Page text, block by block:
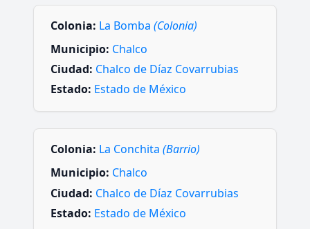
Colonia: La Bomba (Colonia)
Municipio: Chalco
Ciudad: Chalco de Díaz Covarrubias
Estado: Estado de México
Colonia: La Conchita (Barrio)
Municipio: Chalco
Ciudad: Chalco de Díaz Covarrubias
Estado: Estado de México